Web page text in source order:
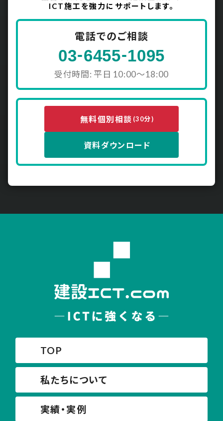
ICT施工を強力にサポートします。
電話でのご相談
03-6455-1095
受付時間: 平日 10:00〜18:00
無料個別相談 (30分)
資料ダウンロード
TOP
私たちについて
実績・実例